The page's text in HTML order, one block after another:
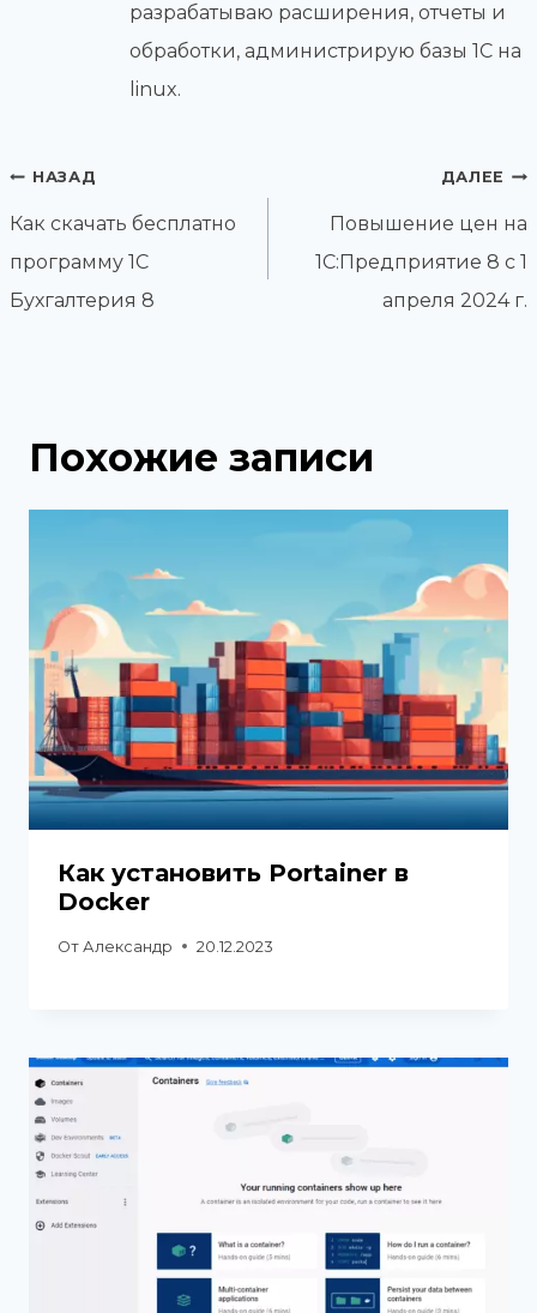
разрабатываю расширения, отчеты и
обработки, администрирую базы 1С на
linux.
Навигация
по
записям
НАЗАД
Как скачать бесплатно
программу 1С
Бухгалтерия 8
ДАЛЕЕ
Повышение цен на
1С:Предприятие 8 с 1
апреля 2024 г.
Похожие записи
Как установить Portainer в
Docker
От Александр 20.12.2023